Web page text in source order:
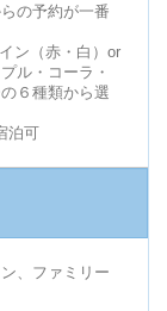
の予約が一番
ン（赤・白）or
ル・コーラ・
６種類から選
泊可
、ファミリー